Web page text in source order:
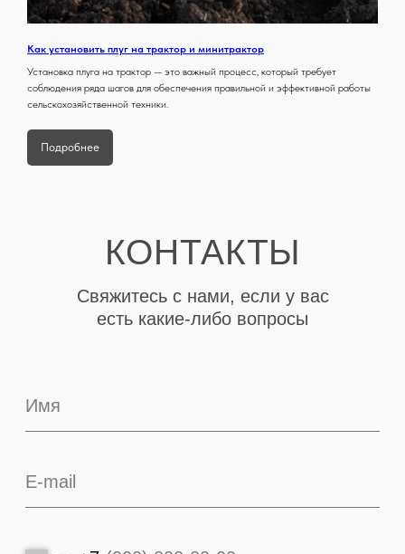
Как установить плуг на трактор и минитрактор
Установка плуга на трактор — это важный процесс, который требует
соблюдения ряда шагов для обеспечения правильной и эффективной работы
сельскохозяйственной техники.
Подробнее